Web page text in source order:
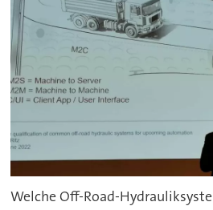
Welche Off-Road-